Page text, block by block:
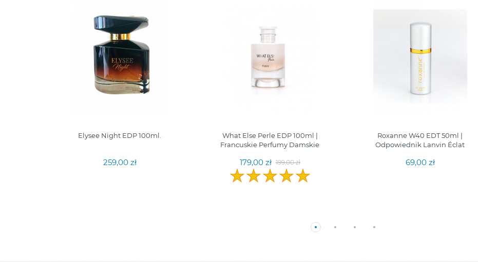
Elysee Night EDP 100ml.
259,00 zł
What Else Perle EDP 100ml |
Francuskie Perfumy Damskie
179,00 zł 199,00 zł
Roxanne W40 EDT 50ml |
Odpowiednik Lanvin Éclat
69,00 zł